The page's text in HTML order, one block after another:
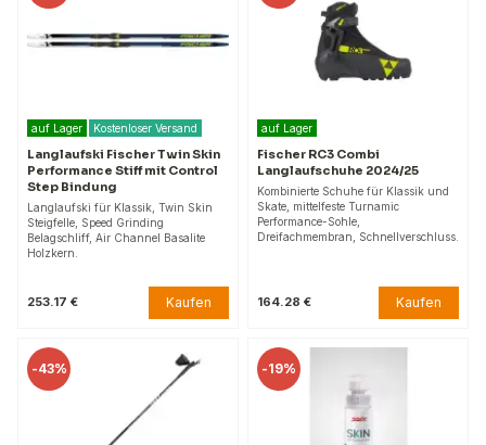
auf Lager Kostenloser Versand
Langlaufski Fischer Twin Skin
Performance Stiff mit Control
Step Bindung
Langlaufski für Klassik, Twin Skin
Steigfelle, Speed Grinding
Belagschliff, Air Channel Basalite
Holzkern.
253.17 € Kaufen
auf Lager
Fischer RC3 Combi
Langlaufschuhe 2024/25
Kombinierte Schuhe für Klassik und
Skate, mittelfeste Turnamic
Performance-Sohle,
Dreifachmembran, Schnellverschluss.
164.28 € Kaufen
-43% -19%